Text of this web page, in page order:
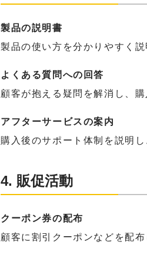
製品の説明書
製品の使い方を分かりやすく
よくある質問への回答
顧客が抱える疑問を解消し、
アフターサービスの案内
購入後のサポート体制を説明し
4. 販促活動
クーポン券の配布
顧客に割引クーポンなどを配